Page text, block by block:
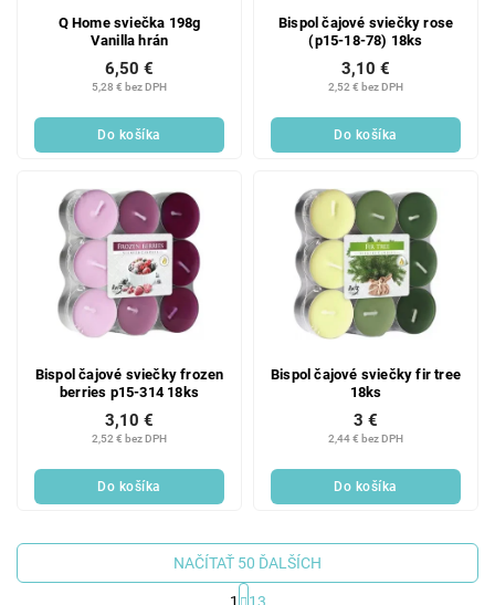
Q Home sviečka 198g
Vanilla hrán
5,28 € bez DPH
6,50 €
Do košíka
Bispol čajové sviečky rose
(p15-18-78) 18ks
2,52 € bez DPH
3,10 €
Do košíka
Bispol čajové sviečky frozen
berries p15-314 18ks
2,52 € bez DPH
3,10 €
Do košíka
Bispol čajové sviečky fir tree
18ks
2,44 € bez DPH
3 €
Do košíka
NAČÍTAŤ 50 ĎALŠÍCH